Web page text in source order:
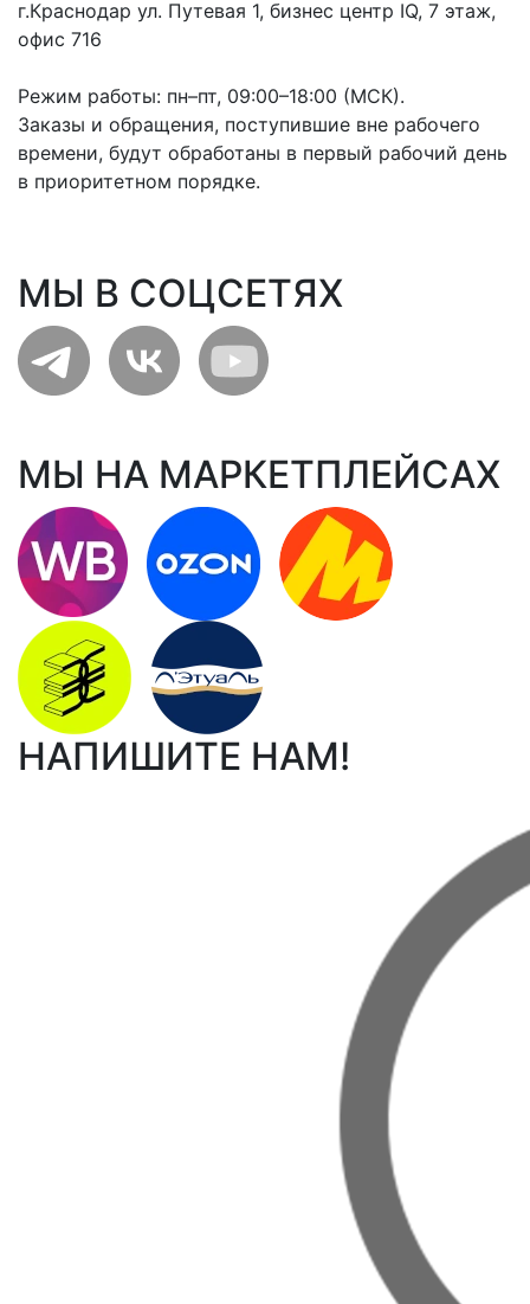
НАПИШИТЕ НАМ!
г.Краснодар ул. Путевая 1, бизнес центр IQ, 7 этаж,
офис 716
Режим работы: пн–пт, 09:00–18:00 (МСК).
Заказы и обращения, поступившие вне рабочего
времени, будут обработаны в первый рабочий день
в приоритетном порядке.
МЫ В СОЦСЕТЯХ
МЫ НА МАРКЕТПЛЕЙСАХ